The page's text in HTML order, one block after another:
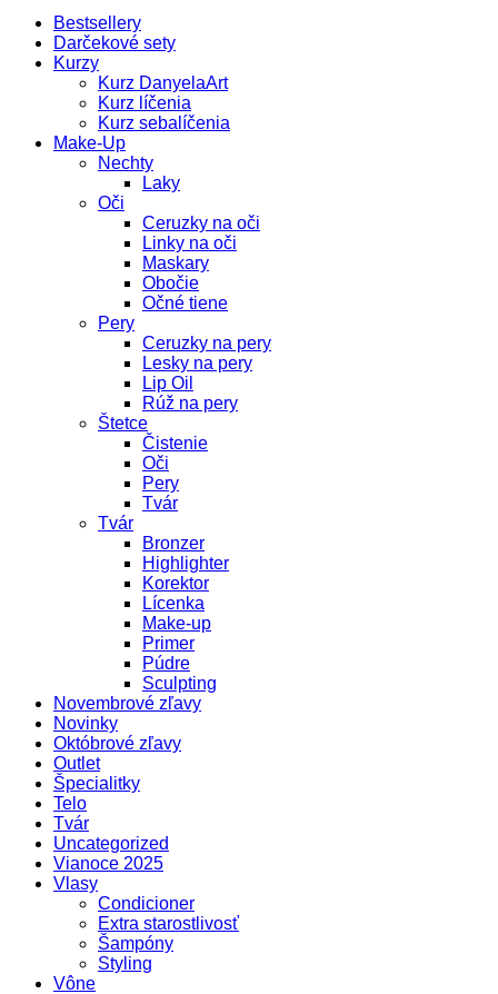
Bestsellery
Darčekové sety
Kurzy
Kurz DanyelaArt
Kurz líčenia
Kurz sebalíčenia
Make-Up
Nechty
Laky
Oči
Ceruzky na oči
Linky na oči
Maskary
Obočie
Očné tiene
Pery
Ceruzky na pery
Lesky na pery
Lip Oil
Rúž na pery
Štetce
Čistenie
Oči
Pery
Tvár
Tvár
Bronzer
Highlighter
Korektor
Lícenka
Make-up
Primer
Púdre
Sculpting
Novembrové zľavy
Novinky
Októbrové zľavy
Outlet
Špecialitky
Telo
Tvár
Uncategorized
Vianoce 2025
Vlasy
Condicioner
Extra starostlivosť
Šampóny
Styling
Vône